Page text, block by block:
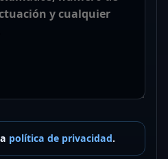
política de privacidad.